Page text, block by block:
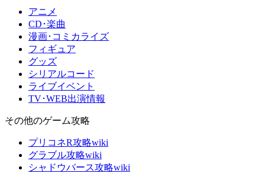
アニメ
CD･楽曲
漫画･コミカライズ
フィギュア
グッズ
シリアルコード
ライブイベント
TV･WEB出演情報
その他のゲーム攻略
プリコネR攻略wiki
グラブル攻略wiki
シャドウバース攻略wiki